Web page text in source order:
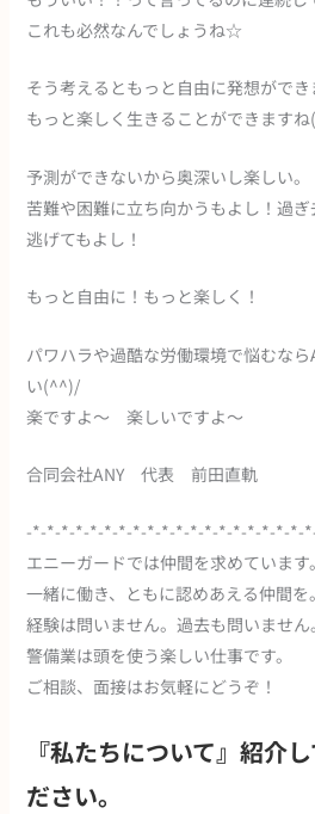
これも必然なんでしょうね☆
そう考えるともっと自由に発想ができ
もっと楽しく生きることができます
予測ができないから奥深いし楽しい。
苦難や困難に立ち向かうもよし！過ぎ
逃げてもよし！
もっと自由に！もっと楽しく！
パワハラや過酷な労働環境で悩むなら
い(^^)/
楽ですよ～ 楽しいですよ～
合同会社ANY 代表 前田直軌
-*-*-*-*-*-*-*-*-*-*-*-*-*-*-*-*-*-*-*-
エニーガードでは仲間を求めています。
一緒に働き、ともに認めあえる仲間を。
経験は問いません。過去も問いません。
警備業は頭を使う楽しい仕事です。
ご相談、面接はお気軽にどうぞ！
『私たちについて』紹介
ださい。